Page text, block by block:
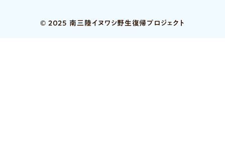
© 2025 南三陸イヌワシ野生復帰プロジェクト